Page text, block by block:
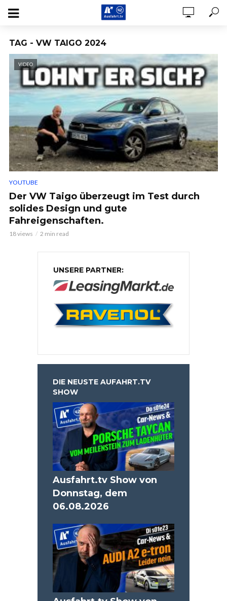
TAG - VW TAIGO 2024
VIDEO
YOUTUBE
Der VW Taigo überzeugt im Test durch
solides Design und gute
Fahreigenschaften.
18 views 2 min read
UNSERE PARTNER:
DIE NEUSTE AUFAHRT.TV
SHOW
Ausfahrt.tv Show von
Donnstag, dem
06.08.2026